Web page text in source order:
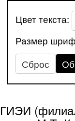
Цвет текста:
Размер
Сброс
ГИЭИ